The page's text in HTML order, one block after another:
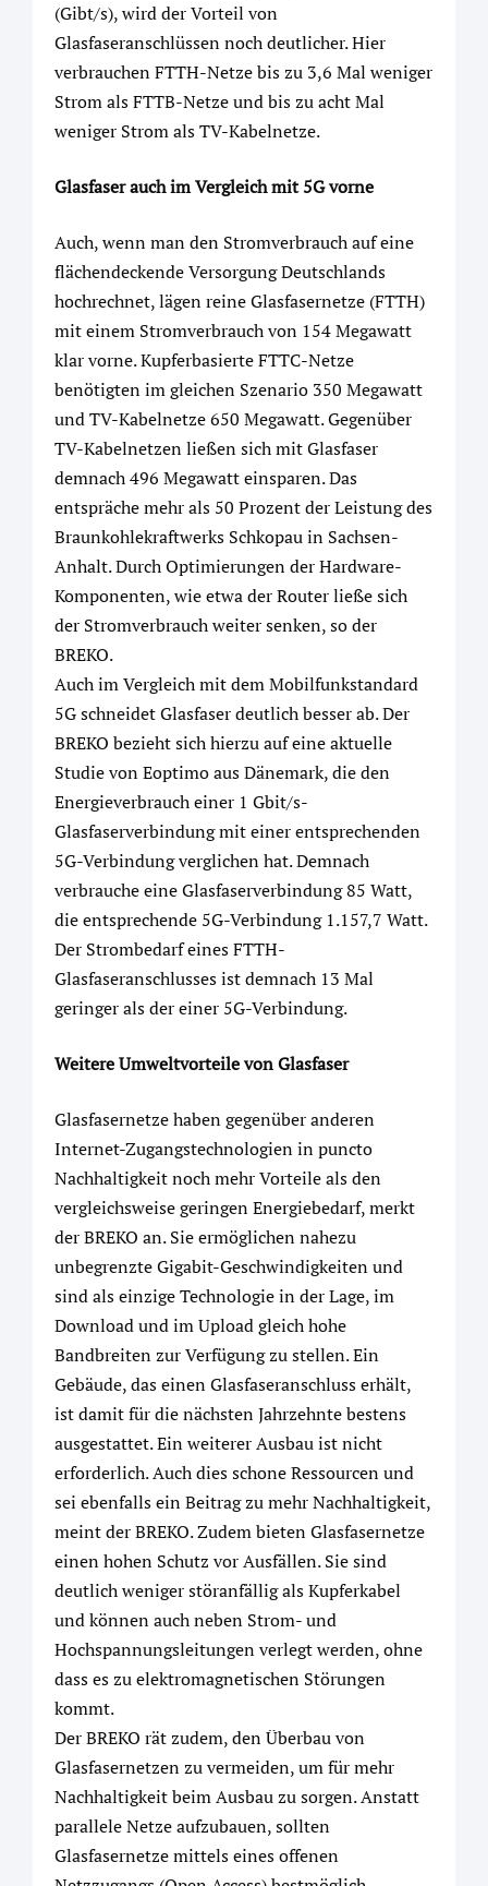
(Gibt/s), wird der Vorteil von
Glasfaseranschlüssen noch deutlicher. Hier
verbrauchen FTTH-Netze bis zu 3,6 Mal weniger
Strom als FTTB-Netze und bis zu acht Mal
weniger Strom als TV-Kabelnetze.
Glasfaser auch im Vergleich mit 5G vorne
Auch, wenn man den Stromverbrauch auf eine
flächendeckende Versorgung Deutschlands
hochrechnet, lägen reine Glasfasernetze (FTTH)
mit einem Stromverbrauch von 154 Megawatt
klar vorne. Kupferbasierte FTTC-Netze
benötigten im gleichen Szenario 350 Megawatt
und TV-Kabelnetze 650 Megawatt. Gegenüber
TV-Kabelnetzen ließen sich mit Glasfaser
demnach 496 Megawatt einsparen. Das
entspräche mehr als 50 Prozent der Leistung des
Braunkohlekraftwerks Schkopau in Sachsen-
Anhalt. Durch Optimierungen der Hardware-
Komponenten, wie etwa der Router ließe sich
der Stromverbrauch weiter senken, so der
BREKO.
Auch im Vergleich mit dem Mobilfunkstandard
5G schneidet Glasfaser deutlich besser ab. Der
BREKO bezieht sich hierzu auf eine aktuelle
Studie von Eoptimo aus Dänemark, die den
Energieverbrauch einer 1 Gbit/s-
Glasfaserverbindung mit einer entsprechenden
5G-Verbindung verglichen hat. Demnach
verbrauche eine Glasfaserverbindung 85 Watt,
die entsprechende 5G-Verbindung 1.157,7 Watt.
Der Strombedarf eines FTTH-
Glasfaseranschlusses ist demnach 13 Mal
geringer als der einer 5G-Verbindung.
Weitere Umweltvorteile von Glasfaser
Glasfasernetze haben gegenüber anderen
Internet-Zugangstechnologien in puncto
Nachhaltigkeit noch mehr Vorteile als den
vergleichsweise geringen Energiebedarf, merkt
der BREKO an. Sie ermöglichen nahezu
unbegrenzte Gigabit-Geschwindigkeiten und
sind als einzige Technologie in der Lage, im
Download und im Upload gleich hohe
Bandbreiten zur Verfügung zu stellen. Ein
Gebäude, das einen Glasfaseranschluss erhält,
ist damit für die nächsten Jahrzehnte bestens
ausgestattet. Ein weiterer Ausbau ist nicht
erforderlich. Auch dies schone Ressourcen und
sei ebenfalls ein Beitrag zu mehr Nachhaltigkeit,
meint der BREKO. Zudem bieten Glasfasernetze
einen hohen Schutz vor Ausfällen. Sie sind
deutlich weniger störanfällig als Kupferkabel
und können auch neben Strom- und
Hochspannungsleitungen verlegt werden, ohne
dass es zu elektromagnetischen Störungen
kommt.
Der BREKO rät zudem, den Überbau von
Glasfasernetzen zu vermeiden, um für mehr
Nachhaltigkeit beim Ausbau zu sorgen. Anstatt
parallele Netze aufzubauen, sollten
Glasfasernetze mittels eines offenen